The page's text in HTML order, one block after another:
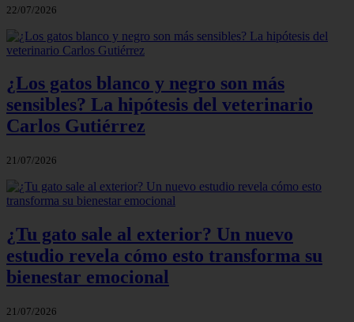
22/07/2026
¿Los gatos blanco y negro son más
sensibles? La hipótesis del veterinario
Carlos Gutiérrez
21/07/2026
¿Tu gato sale al exterior? Un nuevo
estudio revela cómo esto transforma su
bienestar emocional
21/07/2026